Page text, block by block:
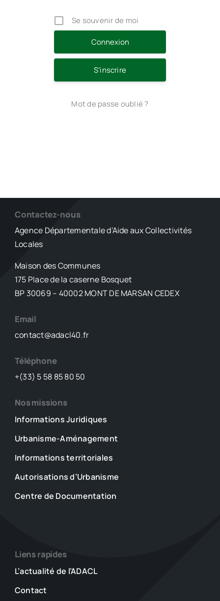
Se souvenir de moi
S’inscrire
Mot de passe oublié ?
Contactez-nous
Agence Départementale d’Aide aux Collectivités
Locales
Maison des Communes
175 Place de la caserne Bosquet
BP 30069 – 40002 MONT DE MARSAN CEDEX
Email
contact@adacl40.fr
Téléphone
+(33) 5 58 85 80 50
Nos missions
Informations Juridiques
Urbanisme-Aménagement
Informations territoriales
Autorisations d’Urbanisme
Centre de Documentation
Liens rapides
L’actualité de l’ADACL
Contact